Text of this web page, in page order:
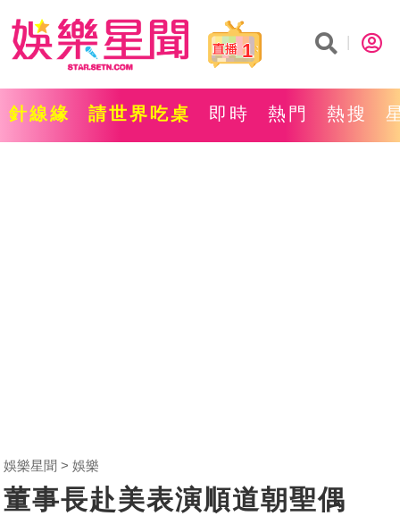
1
針線緣 請世界吃桌 即時 熱門 熱搜
娛樂星聞 娛樂
董事長赴美表演順道朝聖偶